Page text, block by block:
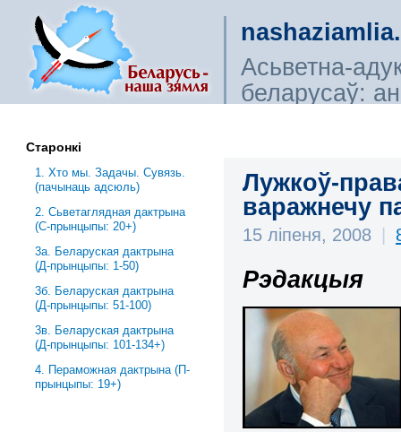
Асьветна-
беларусаў:
Лужкоў-
варажнечу
15 ліпеня, 2008 |
Рэдакцыя
Старонкі
1. Хто мы. Задачы. Сувязь.
(пачынаць адсюль)
2. Сьветаглядная дактрына
(С-прынцыпы: 20+)
3a. Беларуская дактрына
(Д-прынцыпы: 1-50)
3б. Беларуская дактрына
(Д-прынцыпы: 51-100)
3в. Беларуская дактрына
(Д-прынцыпы: 101-134+)
4. Пераможная дактрына (П-
прынцыпы: 19+)